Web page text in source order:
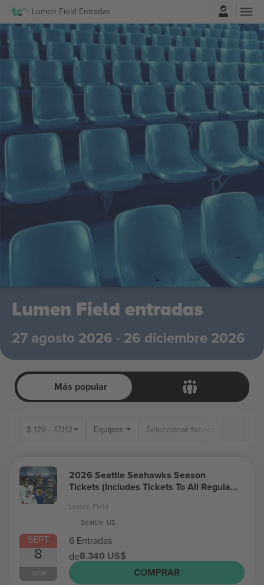
Lumen Field Entradas
Lumen Field entradas
27 agosto 2026 - 26 diciembre 2026
Más popular
$ 129 - 17.112 Equipos
SEPT
8
MAR
2026 Seattle Seahawks Season
Tickets (Includes Tickets To All Regular
Lumen Field
Seattle, US
6 Entradas
de8.340 US$
COMPRAR